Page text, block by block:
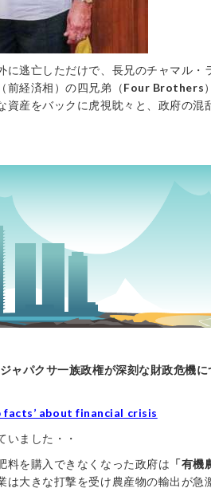
逃亡しただけで、長兄のチャマル
前経済相）の四兄弟（Four Brothers
産をバックに虎視眈々と、政府の
パクサ一族政権が深刻な財政危機
facts’ about financial crisis
いました・・
料を購入できなくなった政府は 「有機
大きな打撃を受け農産物の輸出が急